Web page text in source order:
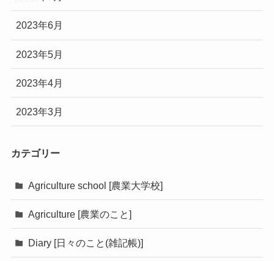
2023年6月
2023年5月
2023年4月
2023年3月
カテゴリー
Agriculture school [農業大学校]
Agriculture [農業のこと]
Diary [日々のこと(雑記帳)]